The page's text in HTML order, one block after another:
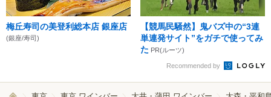
梅丘寿司の美登利総本店 銀座店
(銀座/寿司)
【競馬民騒然】鬼バズ中の“3連
単連発サイト”をガチで使ってみ
た PR(ルーツ)
Recommended by